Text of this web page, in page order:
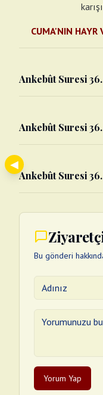
CUMA'NIN HAYR
Ankebût Suresi
Ankebût Suresi
Ankebût Suresi
Bu gönderi
Yorum Yap
◀